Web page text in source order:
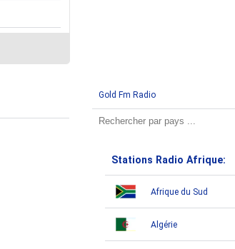
Gold Fm Radio
Stations Radio Afrique:
Afrique du Sud
Algérie